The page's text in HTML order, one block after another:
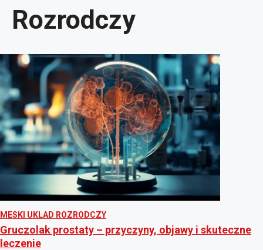
Rozrodczy
MESKI UKLAD ROZRODCZY
Gruczolak prostaty – przyczyny, objawy i skuteczne
leczenie